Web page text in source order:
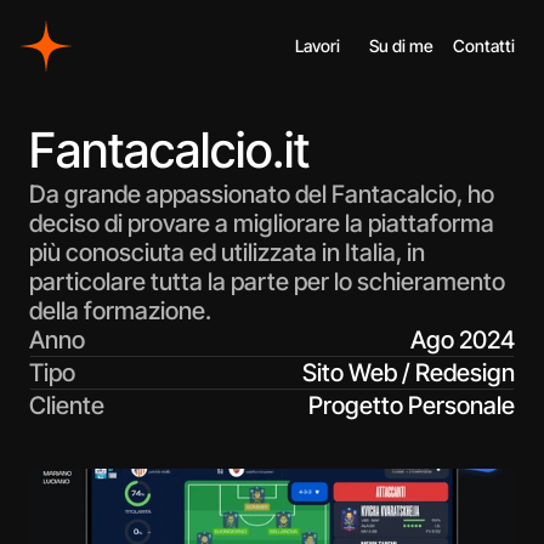
Lavori Su di me Contatti
Fantacalcio.it
Da grande appassionato del Fantacalcio, ho
deciso di provare a migliorare la piattaforma
più conosciuta ed utilizzata in Italia, in
particolare tutta la parte per lo schieramento
della formazione.
Anno
Ago 2024
Tipo
Sito Web / Redesign
Cliente
Progetto Personale